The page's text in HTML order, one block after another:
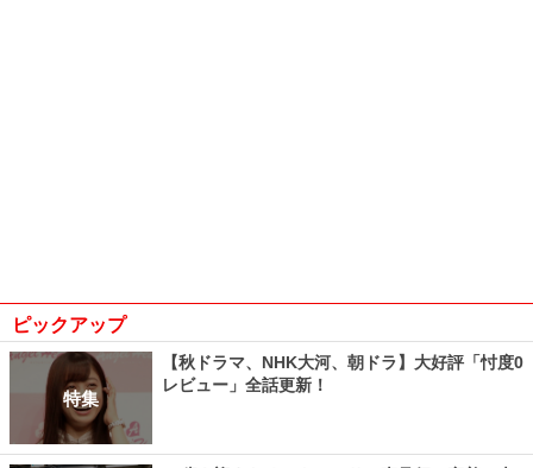
ピックアップ
特集
【秋ドラマ、NHK大河、朝ドラ】大好評「忖度0
レビュー」全話更新！